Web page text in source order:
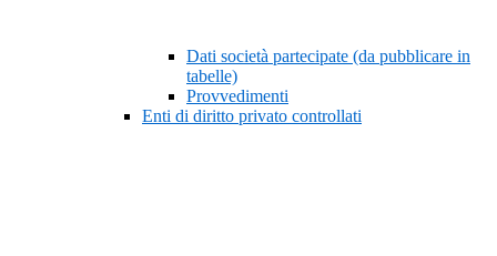
Dati società partecipate (da pubblicare in
tabelle)
Provvedimenti
Enti di diritto privato controllati